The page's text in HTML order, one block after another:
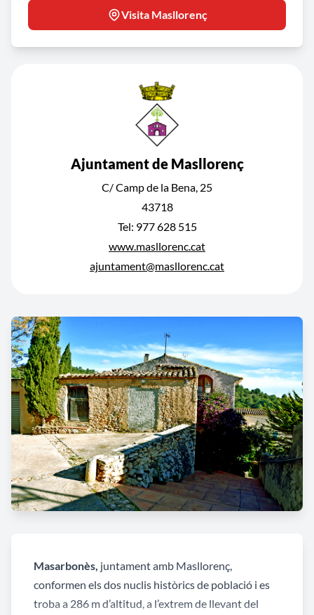
Visita Masllorenç
Ajuntament de Masllorenç
C/ Camp de la Bena, 25
43718
Tel: 977 628 515
www.masllorenc.cat
ajuntament@masllorenc.cat
Masarbonès, juntament amb Masllorenç,
conformen els dos nuclis històrics de població i es
troba a 286 m d’altitud, a l’extrem de llevant del